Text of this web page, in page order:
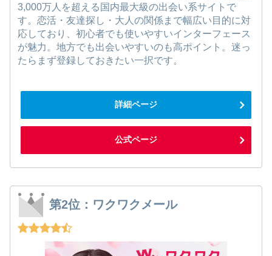
3,000万人を超える国内最大級の出会い系サイトで
す。恋活・友達探し・大人の関係まで幅広い目的に対
応しており、初心者でも使いやすいインターフェース
が魅力。地方でも出会いやすいのも高ポイント。迷っ
たらまず登録しておきたい一択です。
詳細ページ
公式ページ
第2位：ワクワクメール